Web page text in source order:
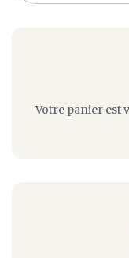
Votre panier est